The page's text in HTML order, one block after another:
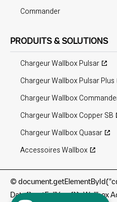
Commander
PRODUITS & SOLUTIONS
Chargeur Wallbox Pulsar
Chargeur Wallbox Pulsar Plus
Chargeur Wallbox
Chargeur Wallbox Copper SB
Chargeur Wallbox Quasar
Accessoires Wallbox
©
Date().getFullYear()); Wallbox